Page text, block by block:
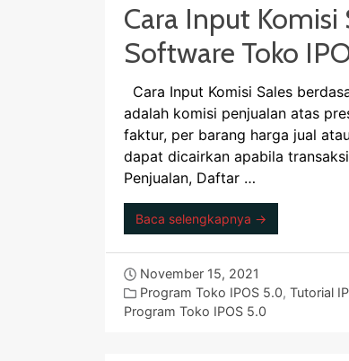
Cara Input Komisi
Software Toko
Cara Input Komisi Sales
adalah komisi penjualan atas
faktur, per barang harga jual
dapat dicairkan apabila
Penjualan, Daftar …
Baca selengkapnya →
November 15, 2021
Program Toko IPOS 5.0,Tutorial
Program Toko IPOS 5.0